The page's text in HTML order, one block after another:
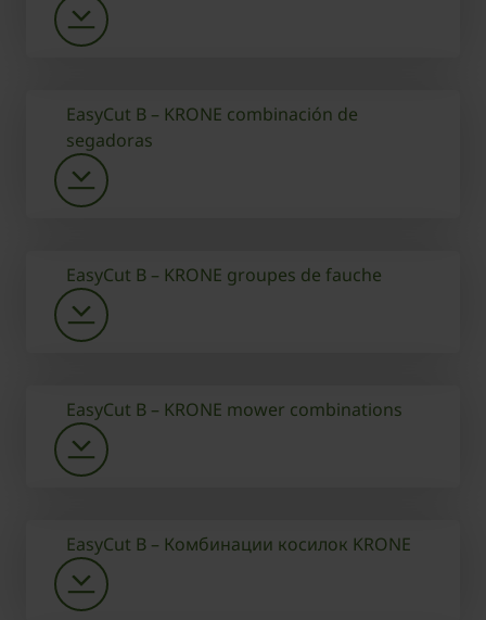
EasyCut B – KRONE combinación de
segadoras
EasyCut B – KRONE groupes de fauche
EasyCut B – KRONE mower combinations
EasyCut B – Комбинации косилок KRONE